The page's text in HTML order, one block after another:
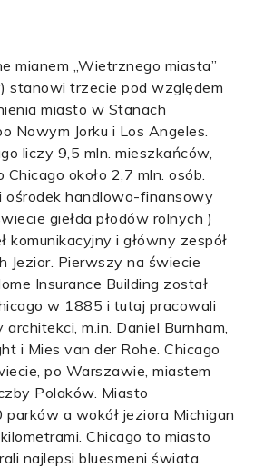
mianem „Wietrznego miasta”
stanowi trzecie pod względem
miasto w Stanach
Nowym Jorku i Los Angeles.
liczy 9,5 mln. mieszkańców,
około 2,7 mln. osób.
ośrodek handlowo-finansowy
giełda płodów rolnych )
komunikacyjny i główny zespół
Jezior. Pierwszy na świecie
Insurance Building został
w 1885 i tutaj pracowali
m.in. Daniel Burnham,
i Mies van der Rohe. Chicago
po Warszawie, miastem
Polaków. Miasto
parków a wokół jeziora Michigan
Chicago to miasto
najlepsi bluesmeni świata.